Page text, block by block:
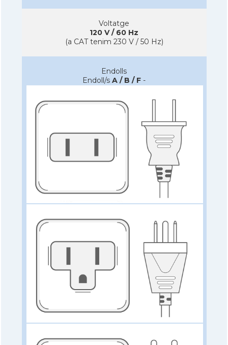
Voltatge
120 V / 60 Hz
(a CAT tenim 230 V / 50 Hz)
Endolls
Endoll/s A / B / F -